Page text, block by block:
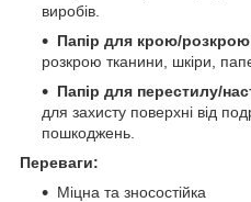
виробів.
Папір для крою/
розкрою тканини, шкіри,
Папір для перестилу/
для захисту поверхні від
пошкоджень.
Переваги:
Міцна та зносостійка